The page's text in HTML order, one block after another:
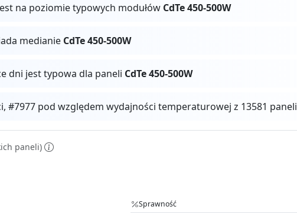
na poziomie typowych modułów CdTe 450-500W
medianie CdTe 450-500W
dni jest typowa dla paneli CdTe 450-500W
#7977 pod względem wydajności temperaturowej z 13581 paneli
paneli)
Sprawność